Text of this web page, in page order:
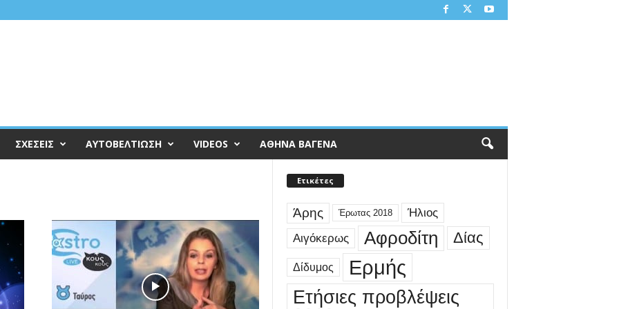
ΣΧΕΣΕΙΣ ΑΥΤΟΒΕΛΤΙΩΣΗ VIDEOS ΑΘΗΝΑ ΒΑΓΕΝΑ
Ετικέτες
Άρης Έρωτας 2018
Ήλιος
Αιγόκερως
Αφροδίτη Δίας
Δίδυμος Ερμής
Ετήσιες προβλέψεις